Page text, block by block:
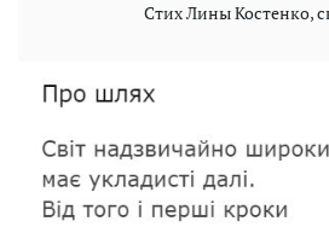
Стих Лины Костенко,